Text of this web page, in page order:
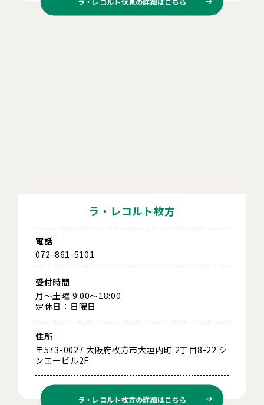
ラ・レコルト枚方
電話
072-861-5101
受付時間
月～土曜 9:00～18:00
定休日：日曜日
住所
〒573-0027 大阪府枚方市大垣内町 2丁目8-22 シ
ンエービル2F
ラ・レコルト枚方の詳細はこちら